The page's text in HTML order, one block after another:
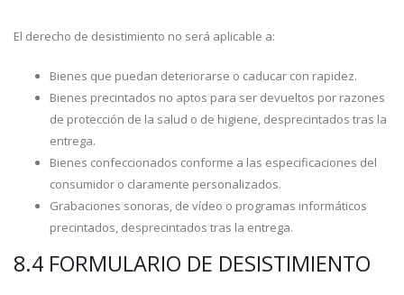
El derecho de desistimiento no será aplicable a:
Bienes que puedan deteriorarse o caducar con rapidez.
Bienes precintados no aptos para ser devueltos por razones
de protección de la salud o de higiene, desprecintados tras la
entrega.
Bienes confeccionados conforme a las especificaciones del
consumidor o claramente personalizados.
Grabaciones sonoras, de vídeo o programas informáticos
precintados, desprecintados tras la entrega.
8.4 FORMULARIO DE DESISTIMIENTO